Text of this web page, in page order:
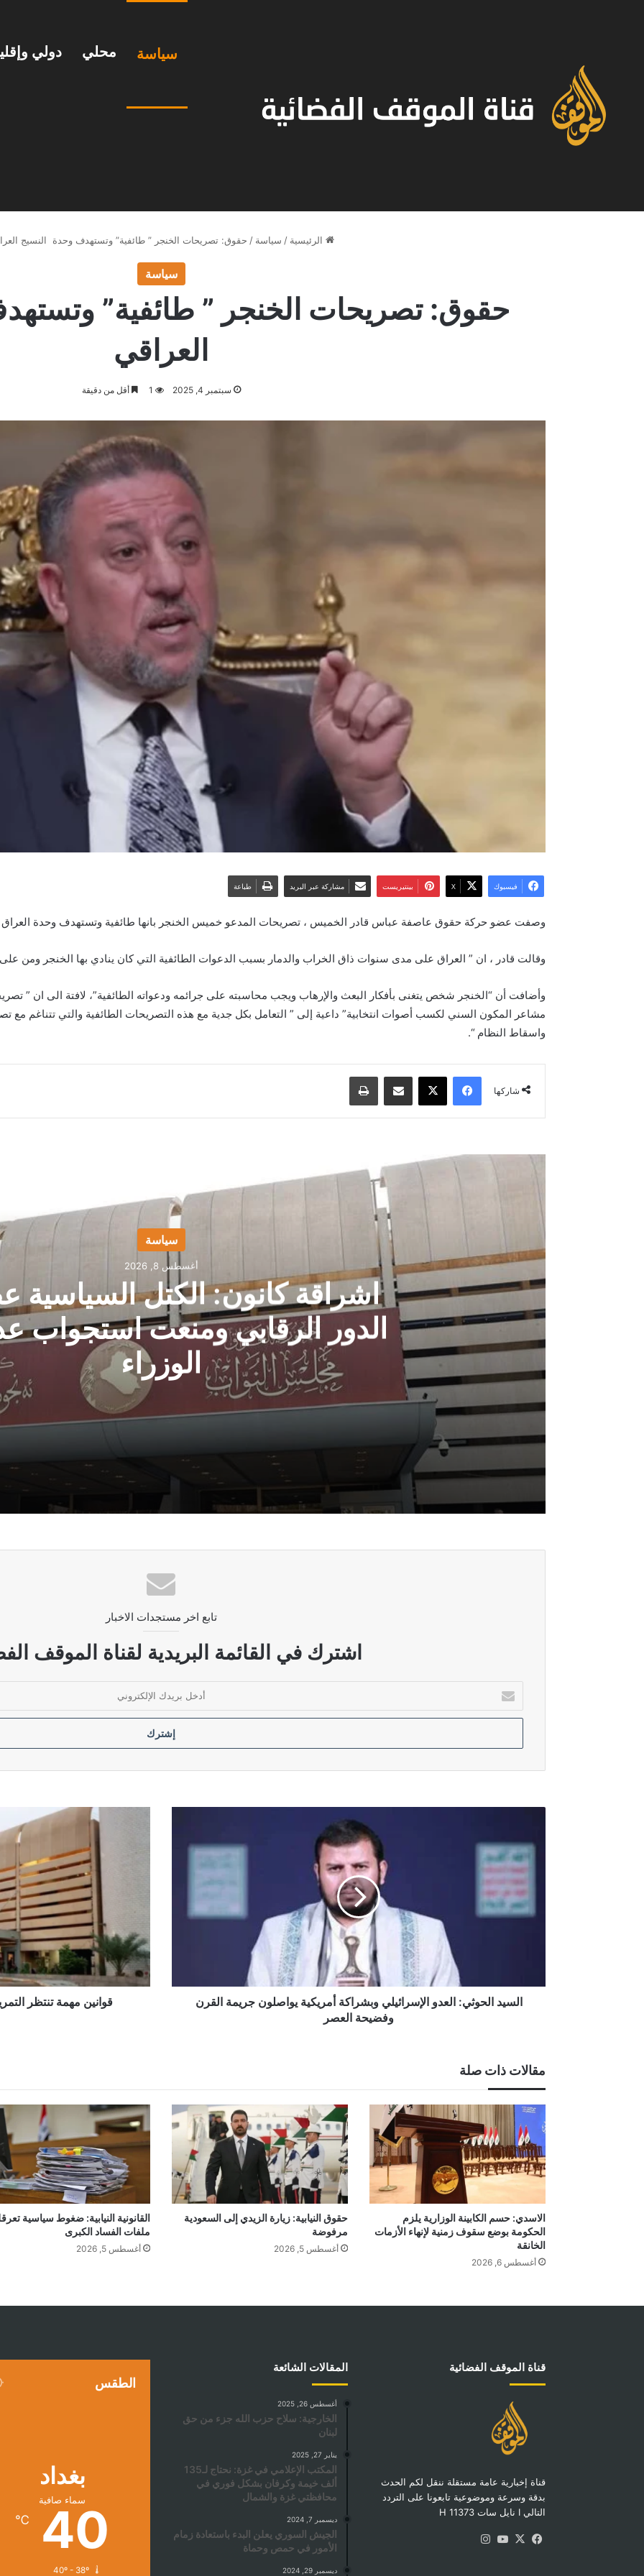
سياسة محلي دولي
الرئيسية / سياسة / حقوق: تصريحات الخنجر ” طائفية” وتستهدف وحدة النسيج
سياسة
حقوق: تصريحات الخنجر ” طائفية”
العراقي
سبتمبر 4, 2025 1 أقل من دقيقة
فيسبوك ‫X بينتيريست مشاركة عبر البريد طباعة
وصفت عضو حركة حقوق عاصفة عباس قادر الخميس ، تصريحات المدعو خميس الخنجر بانها طائفية وتستهدف وحدة العراق
وقالت قادر ، ان ” العراق على مدى سنوات ذاق الخراب والدمار بسبب الدعوات الطائفية التي كان ينادي بها الخنجر ومن
وأضافت أن “الخنجر شخص يتغنى بأفكار البعث والإرهاب ويجب محاسبته على جرائمه ودعواته الطائفية”، لافتة الى ان ”
مشاعر المكون السني لكسب أصوات انتخابية” داعية إلى ” التعامل بكل جدية مع هذه التصريحات الطائفية والتي تتناغم مع
واسقاط النظام “.
شاركها
فيسبوك ‫X مشاركة عبر البريد طباعة
سياسة
أغسطس 8, 2026
اشراقة كانون: الكتل
الدور الرقابي ومنعت استجواب
الوزراء
أغسطس 8, 2026
اشراقة كانون: الكتل السياسية عطلت الدور الرقابي ومنعت استجواب عدد من الوزراء
بدء حوارات مكثفة لحسم تسمية مرشحي تسع وزارات في حكومة الزيدي
الدليمي: ضغوط امريكية وراء عرقلة اقرار قانون الحشد الشعبي
تابع اخر مستجدات الاخبار
اشترك في القائمة البريدية لقناة الموقف
بريدك
الإلكتروني
العدو
الإسرائيلي
وبشراكة
أمريكية
يواصلون
جريمة
السيد الحوثي: العدو الإسرائيلي وبشراكة أمريكية يواصلون جريمة القرن
وفضيحة العصر
تعطيل
الجلسات
قوانين مهمة تنتظر
مقالات ذات صلة
الاسدي: حسم الكابينة الوزارية يلزم
الحكومة بوضع سقوف زمنية لإنهاء الأزمات
الخانقة
أغسطس 6, 2026
حقوق النيابية: زيارة الزيدي إلى السعودية
مرفوضة
أغسطس 5, 2026
القانونية النيابية: ضغوط سياسية
ملفات الفساد الكبرى
أغسطس 5, 2026
قناة الموقف الفضائية
قناة إخبارية عامة مستقلة ننقل لكم الحدث
بدقة وسرعة وموضوعية تابعونا على التردد
التالي I نايل سات 11373 H
فيسبوك
‫X
‫YouTube
المقالات الشائعة
أغسطس 26, 2025
الخارجية: سلاح حزب الله جزء من حق
لبنان
يناير 27, 2025
المكتب الإعلامي في غزة: نحتاج لـ135
ألف خيمة وكرفان بشكل فوري في
محافظتي غزة والشمال
ديسمبر 7, 2024
الجيش السوري يعلن البدء باستعادة زمام
الأمور في حمص وحماة
ديسمبر 29, 2024
الطقس
بغداد
سماء صافية
40
℃